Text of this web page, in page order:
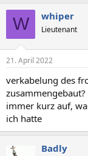
W whiper
Lieutenant
21. April 2022
verkabelung des
immer kurz auf,
ich hatte
Badly